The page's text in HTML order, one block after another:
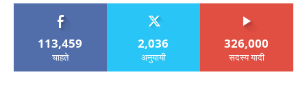
113,459
चाहते
2,036
अनुयायी
326,000
सदस्य यादी